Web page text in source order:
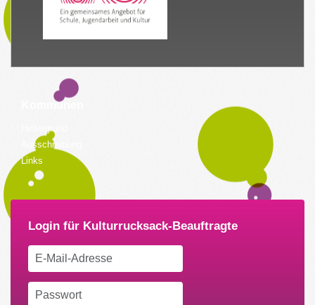
Kommunen
Hintergrund
Ausschreibung
Links